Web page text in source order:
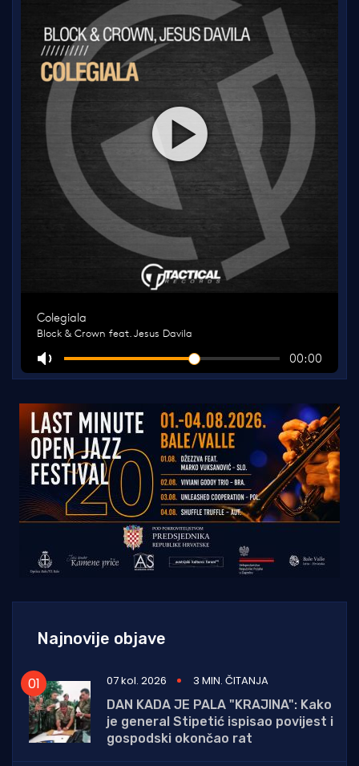
Najnovije objave
07 kol. 2026
3 MIN. ČITANJA
DAN KADA JE PALA "KRAJINA": Kako
je general Stipetić ispisao povijest i
gospodski okončao rat